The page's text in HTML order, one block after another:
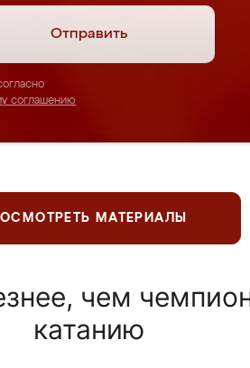
Отправить
соглашению
МАТЕРИАЛЫ
чем
катанию